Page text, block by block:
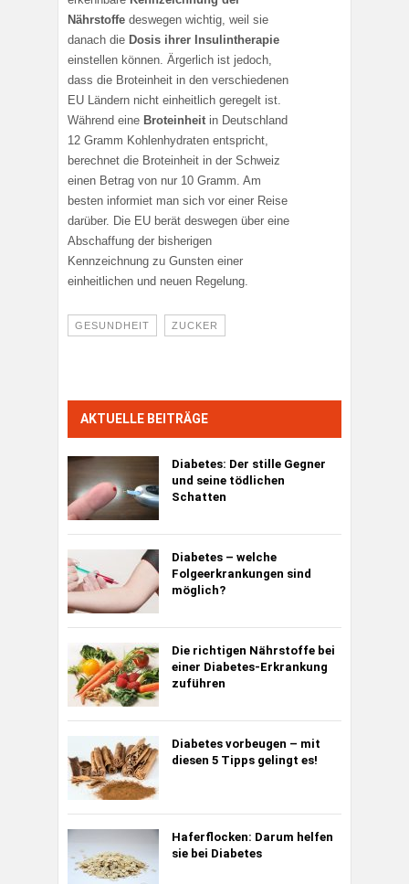
Nährstoffe deswegen wichtig, weil sie
danach die Dosis ihrer Insulintherapie
einstellen können. Ärgerlich ist jedoch,
dass die Broteinheit in den verschiedenen
EU Ländern nicht einheitlich geregelt ist.
Während eine Broteinheit in Deutschland
12 Gramm Kohlenhydraten entspricht,
berechnet die Broteinheit in der Schweiz
einen Betrag von nur 10 Gramm. Am
besten informiet man sich vor einer Reise
darüber. Die EU berät deswegen über eine
Abschaffung der bisherigen
Kennzeichnung zu Gunsten einer
einheitlichen und neuen Regelung.
GESUNDHEIT ZUCKER
AKTUELLE BEITRÄGE
Diabetes: Der stille Gegner
und seine tödlichen
Schatten
Diabetes – welche
Folgeerkrankungen sind
möglich?
Die richtigen Nährstoffe bei
einer Diabetes-Erkrankung
zuführen
Diabetes vorbeugen – mit
diesen 5 Tipps gelingt es!
Haferflocken: Darum helfen
sie bei Diabetes